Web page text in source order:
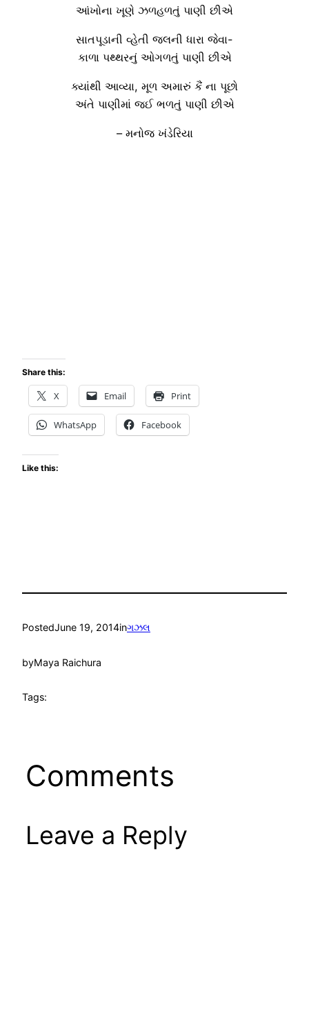
આંખોના ખૂણે ઝળહળતું પાણી છીએ
સાતપૂડાની વ્હેતી જલની ધારા જેવા-
કાળા પથ્થરનું ઓગળતું પાણી છીએ
ક્યાંથી આવ્યા, મૂળ અમારું કૈં ના પૂછો
અંતે પાણીમાં જઈ ભળતું પાણી છીએ
– મનોજ ખંડેરિયા
Share this:
X Email Print
WhatsApp Facebook
Like this:
PostedJune 19, 2014inગઝલ
byMaya Raichura
Tags:
Comments
Leave a Reply